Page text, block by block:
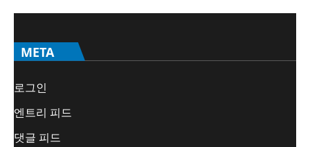
META
로그인
엔트리 피드
댓글 피드